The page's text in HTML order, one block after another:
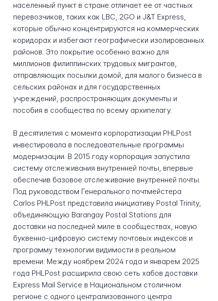
населенный пункт в стране отличает ее от частных
перевозчиков, таких как LBC, 2GO и J&T Express,
которые обычно концентрируются на коммерческих
коридорах и избегают географически изолированных
районов. Это покрытие особенно важно для
миллионов филиппинских трудовых мигрантов,
отправляющих посылки домой, для малого бизнеса в
сельских районах и для государственных
учреждений, распространяющих документы и
пособия в сообщества по всему архипелагу.
В десятилетия с момента корпоратизации PHLPost
инвестировала в последовательные программы
модернизации. В 2015 году корпорация запустила
систему отслеживания внутренней почты, впервые
обеспечив базовое отслеживание внутренней почты.
Под руководством Генерального почтмейстера
Carlos PHLPost представила инициативу Postal Trinity,
объединяющую Barangay Postal Stations для
доставки на последней миле в сообществах, новую
буквенно-цифровую систему почтовых индексов и
программу технологии видимости в реальном
времени. Между ноябрем 2024 года и январем 2025
года PHLPost расширила свою сеть хабов доставки
Express Mail Service в Национальном столичном
регионе с одного централизованного центра